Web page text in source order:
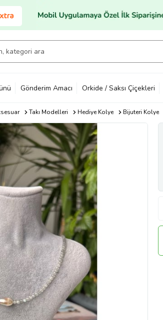
Gönderim Amacı Orkide / Saksı Çiçekleri
Takı Modelleri Hediye Kolye Bijuteri Kolye